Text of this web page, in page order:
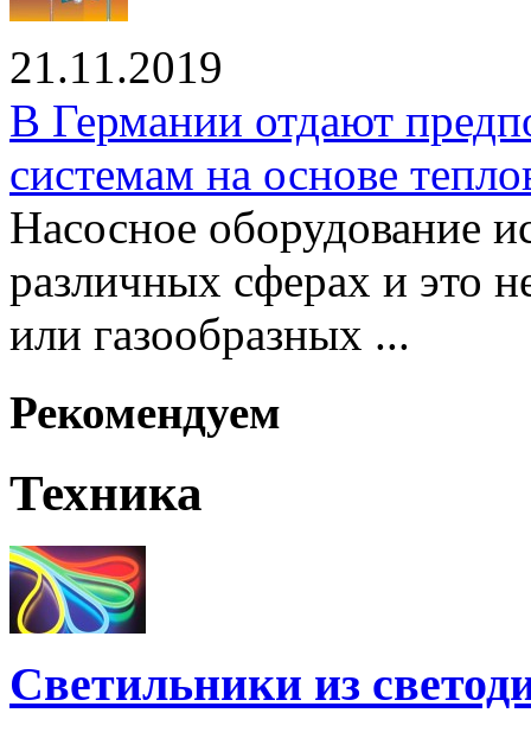
21.11.2019
В Германии отдают
системам на основе
Насосное оборудование
различных сферах и это
или газообразных ...
Рекомендуем
Техника
Светильники из